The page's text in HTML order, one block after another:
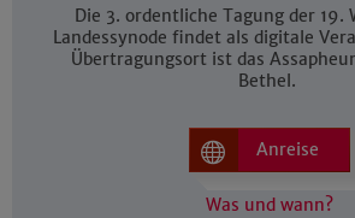
Die 3. ordentliche Tagung der 19.
Landessynode findet als digitale
Übertragungsort ist das
Bethel.
Anreise
Was und wann?